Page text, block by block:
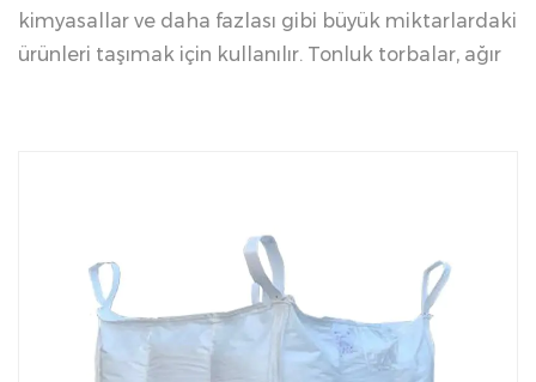
kimyasallar ve daha fazlası gibi büyük miktarlardaki
ürünleri taşımak için kullanılır. Tonluk torbalar, ağır
Ton Çantaların Temel Özellikleri:
1. Yüksek Yük Kapasitesi
Tonluk torbalar, torbanın tasarımına ve kullanım
amacına bağlı olarak tipik olarak 500 kg ila 2000